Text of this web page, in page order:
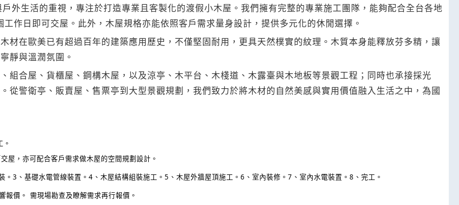
外生活的重視，專注於打造專業且客製化的渡假小木屋。我們擁有完整的專業施工團隊，能夠配合全台各地
作日即可交屋。此外，木屋規格亦能依照客戶需求量身設計，提供多元化的休閒選擇。
材在歐美已有超過百年的建築應用歷史，不僅堅固耐用，更具天然樸實的紋理。木質本身能釋放芬多精，讓
靜與溫潤氛圍。
組合屋、貨櫃屋、鋼構木屋，以及涼亭、木平台、木棧道、木露臺與木地板等景觀工程；同時也承接採光
從警衛亭、販賣屋、售票亭到大型景觀規劃，我們致力於將木材的自然美感與實用價值融入生活之中，為國
屋，亦可配合客戶需求做木屋的空間規劃設計。
。 3 、基礎水電管線裝置。 4 、木屋結構組裝施工。 5 、木屋外牆屋頂施工。 6 、室內裝修。 7 、室內水電裝置。 8 、完工。
報價。 需現場勘查及瞭解需求再行報價。